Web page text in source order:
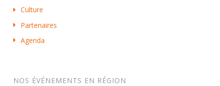
Culture
Partenaires
Agenda
NOS ÉVÉNEMENTS EN RÉGION